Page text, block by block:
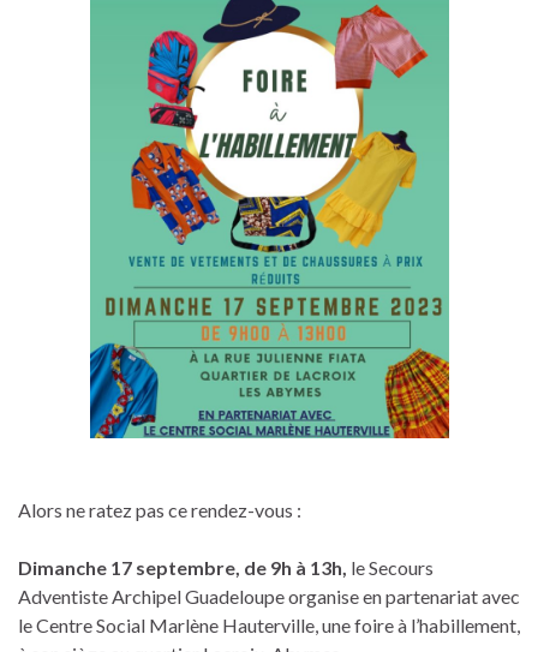
Alors ne ratez pas ce rendez-vous :
Dimanche 17 septembre, de 9h à 13h, le Secours
Adventiste Archipel Guadeloupe organise en partenariat avec
le Centre Social Marlène Hauterville, une foire à l’habillement,